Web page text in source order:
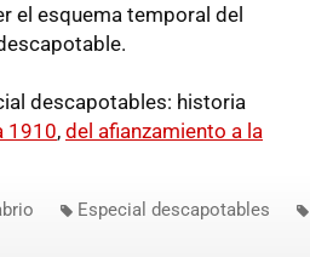
el esquema temporal del
descapotables: historia
1910, del afianzamiento a la
Especial descapotables